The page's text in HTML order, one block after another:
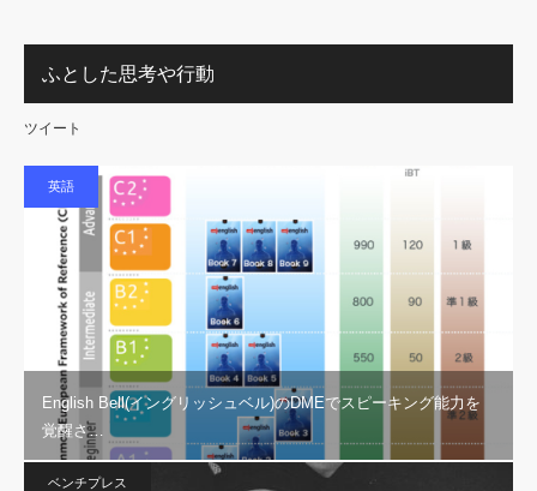
ふとした思考や行動
ツイート
英語
English Bell(イングリッシュベル)のDMEでスピーキング能力を
覚醒さ…
ベンチプレス